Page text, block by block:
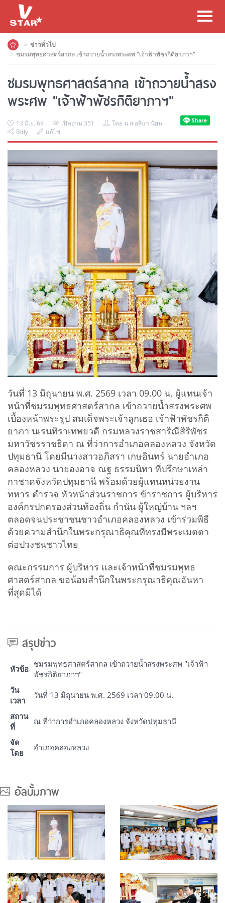
ข่าวทั่วไป
ชมรมพุทธศาสตร์สากล เข้าถวายน้ำสรงพระศพ "เจ้าฟ้าพัชรกิติยาภาฯ"
ชมรมพุทธศาสตร์สากล เข้าถวายน้ำสรง
พระศพ "เจ้าฟ้าพัชรกิติยาภาฯ"
13 มิ.ย. 69 เปิดอ่าน 351
โดย น.ส.อลิษา นิยม
Bitly
แก้ไข
วันที่ 13 มิถุนายน พ.ศ. 2569 เวลา 09.00 น. ผู้แทนเจ้า
หน้าที่ชมรมพุทธศาสตร์สากล เข้าถวายน้ำสรงพระศพ
เบื้องหน้าพระรูป สมเด็จพระเจ้าลูกเธอ เจ้าฟ้าพัชรกิติ
ยาภา นเรนทิราเทพยวดี กรมหลวงราชสาริณีสิริพัชร
มหาวัชรราชธิดา ณ ที่ว่าการอำเภอคลองหลวง จังหวัด
ปทุมธานี โดยมีนางสาวอภิสรา เกษอินทร์ นายอำเภอ
คลองหลวง นายองอาจ ณฐ ธรรมนิทา ที่ปรึกษาเหล่า
กาชาดจังหวัดปทุมธานี พร้อมด้วยผู้แทนหน่วยงาน
ทหาร ตำรวจ หัวหน้าส่วนราชการ ข้าราชการ ผู้บริหาร
องค์กรปกครองส่วนท้องถิ่น กำนัน ผู้ใหญ่บ้าน ฯลฯ
ตลอดจนประชาชนชาวอำเภอคลองหลวง เข้าร่วมพิธี
ด้วยความสำนึกในพระกรุณาธิคุณที่ทรงมีพระเมตตา
ต่อปวงชนชาวไทย
คณะกรรมการ ผู้บริหาร และเจ้าหน้าที่ชมรมพุทธ
ศาสตร์สากล ขอน้อมสำนึกในพระกรุณาธิคุณอันหา
ที่สุดมิได้
สรุปข่าว
หัวข้อ ชมรมพุทธศาสตร์สากล เข้าถวายน้ำสรงพระศพ "เจ้าฟ้า
พัชรกิติยาภาฯ"
วัน
เวลา
วันที่ 13 มิถุนายน พ.ศ. 2569 เวลา 09.00 น.
สถาน
ที่
ณ ที่ว่าการอำเภอคลองหลวง จังหวัดปทุมธานี
จัด
โดย
อำเภอคลองหลวง
อัลบั้มภาพ